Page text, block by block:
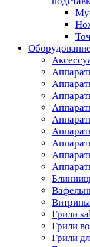
Витрины
Грили
Грили
Грили